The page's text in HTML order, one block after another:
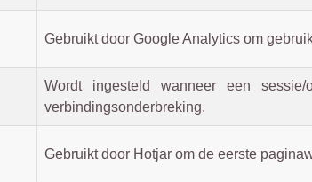
Gebruikt door Google Analytics om
Wordt ingesteld wanneer een
verbindingsonderbreking.
Gebruikt door Hotjar om de eerste